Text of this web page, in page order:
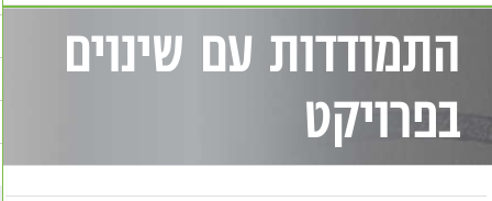
התמודדות עם שינוים
בפרויקט